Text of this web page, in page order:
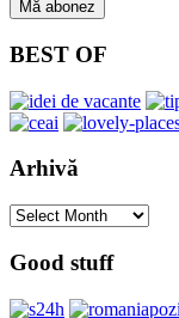
BEST OF
Arhivă
Arhivă
Good stuff